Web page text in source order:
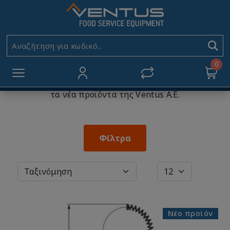
Αναζήτηση για κωδικό...
0
ΝΕΑ ΠΡΟΪΟΝΤΑ
Αρχική ΝΕΑ ΠΡΟΪΟΝΤΑ
Επαγγελματικές συσκευές
& λύσεις για τον
εξοπλισμό μαζικής εστίασης
. Ανακαλύψτε πρώτοι
τα νέα προϊόντα της Ventus A.E.
Φίλτρα
Νέο προϊόν